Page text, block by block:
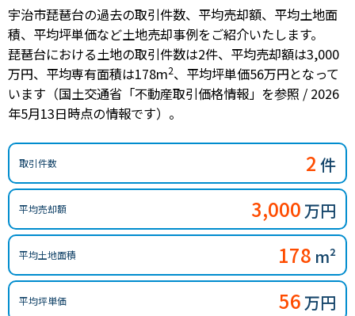
宇治市琵琶台の過去の取引件数、平均売却額、平均土地面
積、平均坪単価など土地売却事例をご紹介いたします。
琵琶台における土地の取引件数は2件、 平均売却額は3,000
万円、 平均専有面積は178m2、 平均坪単価56万円となって
います（国土交通省「不動産取引価格情報」を参照 / 2026
年5月13日時点の情報です）。
取引件数 2 件
平均売却額 3,000 万円
平均土地面積 178 m²
平均坪単価 56 万円